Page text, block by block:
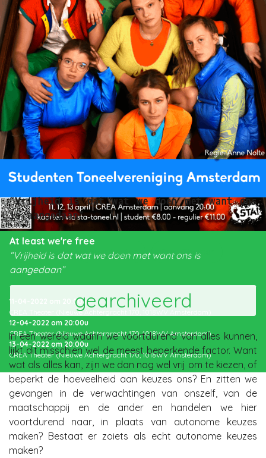
At least we're free
“Vrijheid is dat wat we doen met want ons is
aangedaan”
11-04-2022 20:00u
CREA Theater (Nieuwe Achtergracht 170, 1018WV Amsterdam)
12-04-2022 om 20:00u
CREA Theater (Nieuwe Achtergracht 170, 1018WV Amsterdam)
13-04-2022 om 20:00u
CREA Theater (Nieuwe Achtergracht 170, 1018WV Amsterdam)
“Vrijheid is dat wat we doen met want ons
is aangedaan”
2021-2022 Teksttheater Crea Theater
gearchiveerd
In een wereld waarin we voortdurend van alles kunnen,
lijkt dit misschien wel de meest beperkende factor. Want
wat als alles kan, zijn we dan nog wel vrij om te kiezen, of
beperkt de hoeveelheid aan keuzes ons? En zitten we
gevangen in de verwachtingen van onszelf, van de
maatschappij en de ander en handelen we hier
voortdurend naar, in plaats van autonome keuzes
maken? Bestaat er zoiets als echt autonome keuzes
maken?